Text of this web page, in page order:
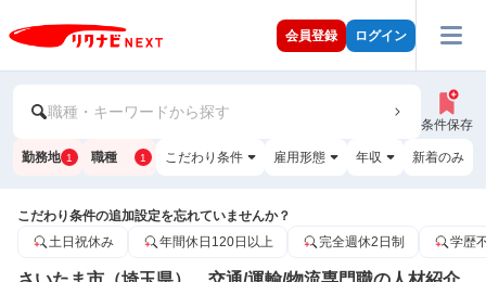
会員登録 ログイン
職種・キーワードから探す
条件保存
勤務地 1 職種 1 こだわり条件 雇用形態 年収 新着のみ
こだわり条件の追加設定を忘れていませんか？
土日祝休み
年間休日120日以上 完全週休2日制 学歴